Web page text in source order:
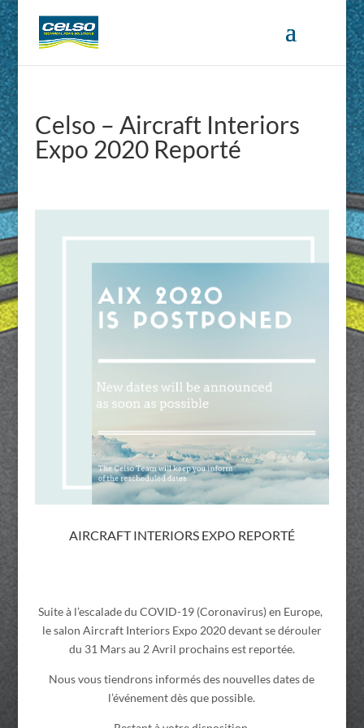
Celso – Aircraft Interiors
Expo 2020 Reporté
AIRCRAFT INTERIORS EXPO REPORTÉ
Suite à l’escalade du COVID-19 (Coronavirus) en Europe,
le salon Aircraft Interiors Expo 2020 devant se dérouler
du 31 Mars au 2 Avril prochains est reportée.
Nous vous tiendrons informés des nouvelles dates de
l’événement dès que possible.